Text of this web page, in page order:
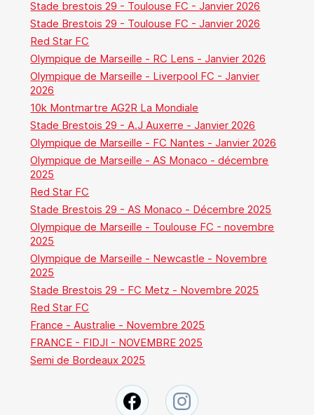
Stade brestois 29 - Toulouse FC - Janvier 2026
Stade Brestois 29 - Toulouse FC - Janvier 2026
Red Star FC
Olympique de Marseille - RC Lens - Janvier 2026
Olympique de Marseille - Liverpool FC - Janvier
2026
10k Montmartre AG2R La Mondiale
Stade Brestois 29 - A.J Auxerre - Janvier 2026
Olympique de Marseille - FC Nantes - Janvier 2026
Olympique de Marseille - AS Monaco - décembre
2025
Red Star FC
Stade Brestois 29 - AS Monaco - Décembre 2025
Olympique de Marseille - Toulouse FC - novembre
2025
Olympique de Marseille - Newcastle - Novembre
2025
Stade Brestois 29 - FC Metz - Novembre 2025
Red Star FC
France - Australie - Novembre 2025
FRANCE - FIDJI - NOVEMBRE 2025
Semi de Bordeaux 2025